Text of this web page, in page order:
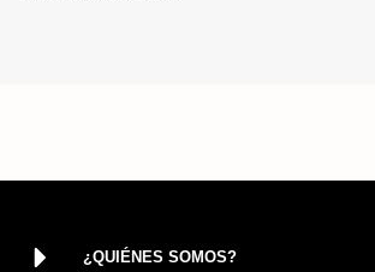
¿QUIÉNES SOMOS?